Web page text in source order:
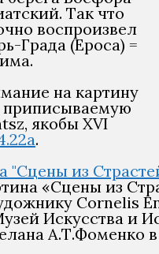
Так что
воспроизвел
Града (Ероса) =
на картину
приписываемую
якобы XVI
.
«Сцены из
Cornelis
Искусства и
А.Т.Фоменко в